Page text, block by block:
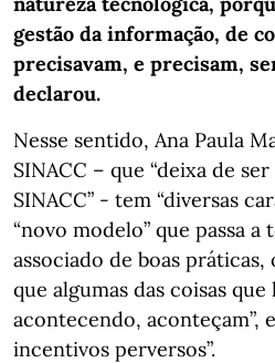
gestão da informação, de
precisavam, e precisam,
declarou.
Nesse sentido, Ana Paula
SINACC – que “deixa de
SINACC” - tem “diversas
“novo modelo” que passa a
associado de boas
que algumas das coisas que
acontecendo, aconteçam”,
incentivos perversos”.